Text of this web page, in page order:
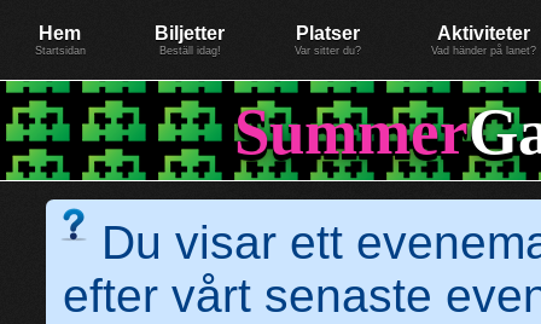
Hem
Startsidan
Biljetter
Beställ idag!
Platser
Var sitter du?
Aktiviteter
Vad händer på lanet?
Summer
Du visar ett
efter vårt senaste